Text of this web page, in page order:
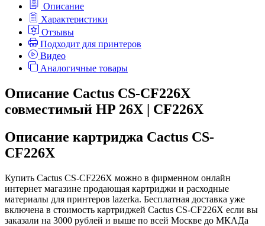
Описание
Характеристики
Отзывы
Подходит для принтеров
Видео
Аналогичные товары
Описание Cactus CS-CF226X
совместимый HP 26X | CF226X
Описание картриджа Cactus CS-
CF226X
Купить Cactus CS-CF226X можно в фирменном онлайн
интернет магазине продающая картриджи и расходные
материалы для принтеров lazerka. Бесплатная доставка уже
включена в стоимость картриджей Cactus CS-CF226X если вы
заказали на 3000 рублей и выше по всей Москве до МКАДа